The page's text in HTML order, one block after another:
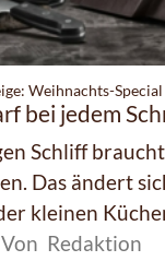
Weihnachts-
bei jedem
Schliff
Das ändert
kleinen
Von Redaktion